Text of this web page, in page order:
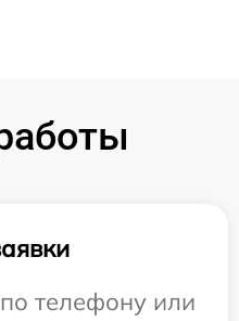
телефону или